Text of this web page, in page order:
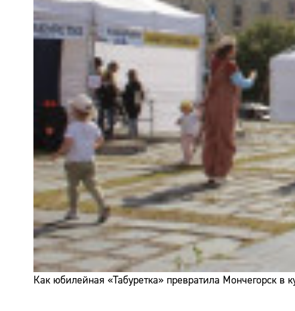
Как юбилейная «Табуретка» превратила Мончегорск в